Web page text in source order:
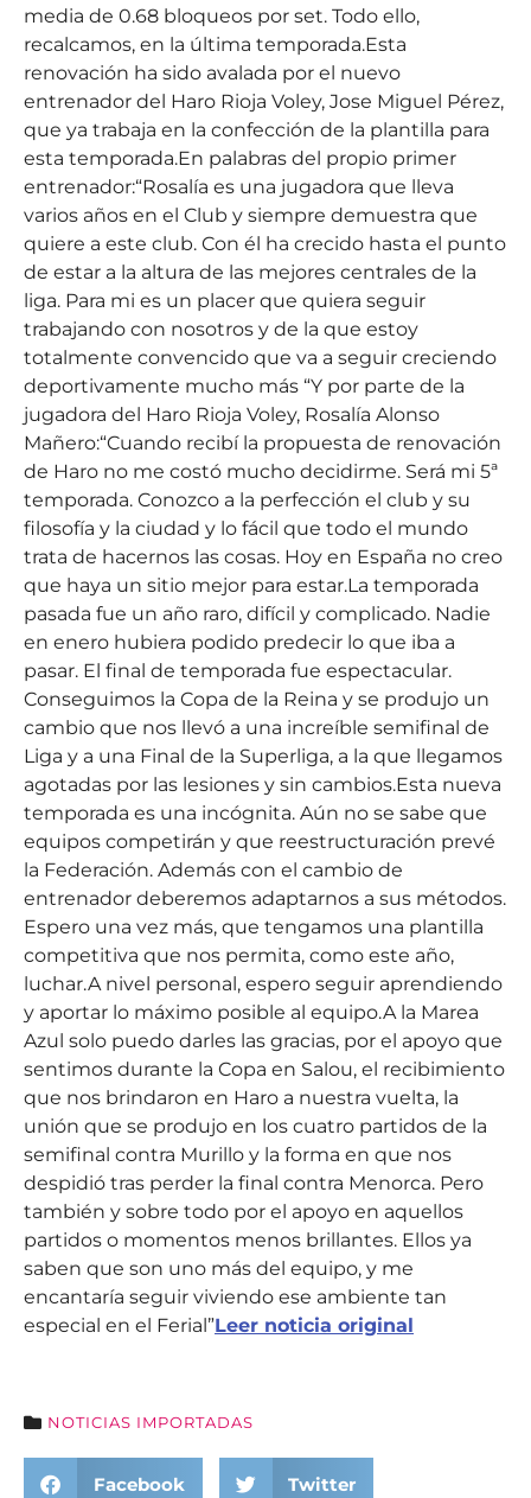
media de 0.68 bloqueos por set. Todo ello,
recalcamos, en la última temporada.Esta
renovación ha sido avalada por el nuevo
entrenador del Haro Rioja Voley, Jose Miguel Pérez,
que ya trabaja en la confección de la plantilla para
esta temporada.En palabras del propio primer
entrenador:“Rosalía es una jugadora que lleva
varios años en el Club y siempre demuestra que
quiere a este club. Con él ha crecido hasta el punto
de estar a la altura de las mejores centrales de la
liga. Para mi es un placer que quiera seguir
trabajando con nosotros y de la que estoy
totalmente convencido que va a seguir creciendo
deportivamente mucho más “Y por parte de la
jugadora del Haro Rioja Voley, Rosalía Alonso
Mañero:“Cuando recibí la propuesta de renovación
de Haro no me costó mucho decidirme. Será mi 5ª
temporada. Conozco a la perfección el club y su
filosofía y la ciudad y lo fácil que todo el mundo
trata de hacernos las cosas. Hoy en España no creo
que haya un sitio mejor para estar.La temporada
pasada fue un año raro, difícil y complicado. Nadie
en enero hubiera podido predecir lo que iba a
pasar. El final de temporada fue espectacular.
Conseguimos la Copa de la Reina y se produjo un
cambio que nos llevó a una increíble semifinal de
Liga y a una Final de la Superliga, a la que llegamos
agotadas por las lesiones y sin cambios.Esta nueva
temporada es una incógnita. Aún no se sabe que
equipos competirán y que reestructuración prevé
la Federación. Además con el cambio de
entrenador deberemos adaptarnos a sus métodos.
Espero una vez más, que tengamos una plantilla
competitiva que nos permita, como este año,
luchar.A nivel personal, espero seguir aprendiendo
y aportar lo máximo posible al equipo.A la Marea
Azul solo puedo darles las gracias, por el apoyo que
sentimos durante la Copa en Salou, el recibimiento
que nos brindaron en Haro a nuestra vuelta, la
unión que se produjo en los cuatro partidos de la
semifinal contra Murillo y la forma en que nos
despidió tras perder la final contra Menorca. Pero
también y sobre todo por el apoyo en aquellos
partidos o momentos menos brillantes. Ellos ya
saben que son uno más del equipo, y me
encantaría seguir viviendo ese ambiente tan
especial en el Ferial”Leer noticia original
NOTICIAS IMPORTADAS
Facebook Twitter